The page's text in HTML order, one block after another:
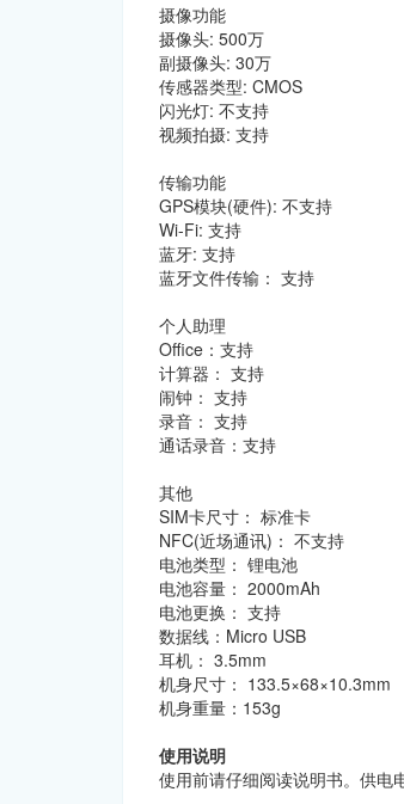
摄像功能
摄像头: 500万
副摄像头: 30万
传感器类型: CMOS
闪光灯: 不支持
视频拍摄: 支持
传输功能
GPS模块(硬件): 不支持
Wi-Fi: 支持
蓝牙: 支持
蓝牙文件传输： 支持
个人助理
Office：支持
计算器： 支持
闹钟： 支持
录音： 支持
通话录音：支持
其他
SIM卡尺寸： 标准卡
NFC(近场通讯)： 不支持
电池类型： 锂电池
电池容量： 2000mAh
电池更换： 支持
数据线：Micro USB
耳机： 3.5mm
机身尺寸： 133.5×68×10.3mm
机身重量：153g
使用说明
使用前请仔细阅读说明书。供电